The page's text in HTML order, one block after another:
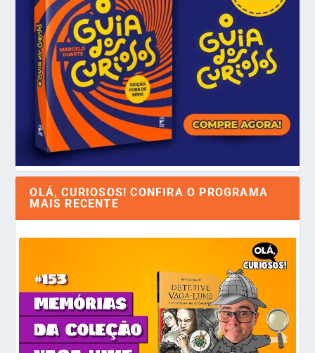
OLÁ, CURIOSOS! CONFIRA O PROGRAMA
MAIS RECENTE